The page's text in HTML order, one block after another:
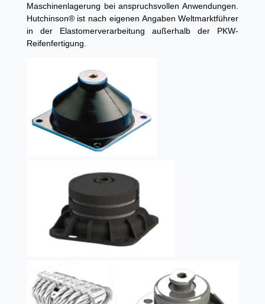
Maschinenlagerung bei anspruchsvollen Anwendungen.
Hutchinson® ist nach eigenen Angaben Weltmarktführer
in der Elastomerverarbeitung außerhalb der PKW-
Reifenfertigung.